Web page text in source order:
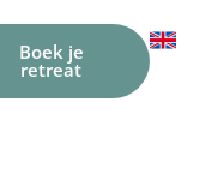
Boek je
retreat